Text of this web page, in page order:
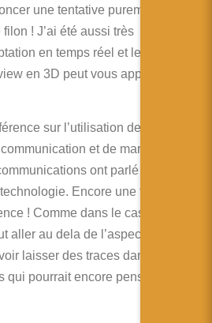
une tentative purement
! J’ai été aussi très
en temps réel et les caméras
en 3D peut vous apporter un
sur l’utilisation de la 3D
et de marketing.
ont parlé de leur
Encore une fois, c’est
! Comme dans le cas de la
aller au dela de l’aspect
laisser des traces dans l’esprit
pourrait encore penser le